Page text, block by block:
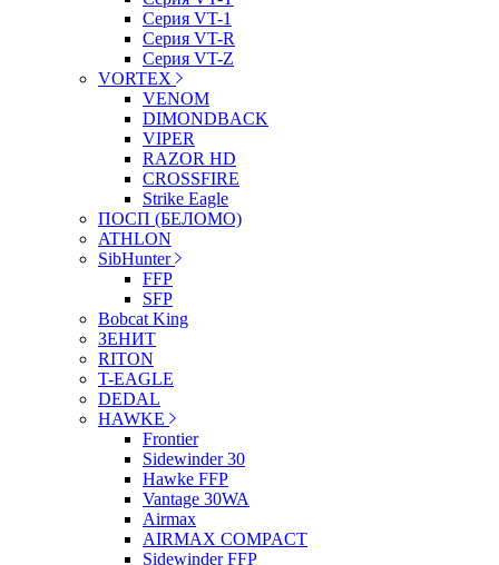
Серия VT-1
Серия VT-R
Серия VT-Z
VORTEX
VENOM
DIMONDBACK
VIPER
RAZOR HD
CROSSFIRE
Strike Eagle
ПОСП (БЕЛОМО)
ATHLON
SibHunter
FFP
SFP
Bobcat King
ЗЕНИТ
RITON
T-EAGLE
DEDAL
HAWKE
Frontier
Sidewinder 30
Hawke FFP
Vantage 30WA
Airmax
AIRMAX COMPACT
Sidewinder FFP